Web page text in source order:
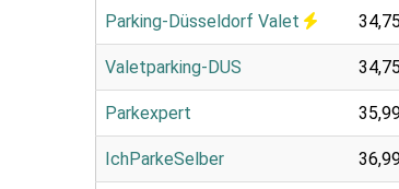
Parking-Düsseldorf Valet 34,75
Valetparking-DUS 34,75
Parkexpert
IchParkeSelber